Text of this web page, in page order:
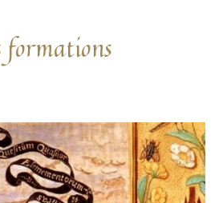
formations